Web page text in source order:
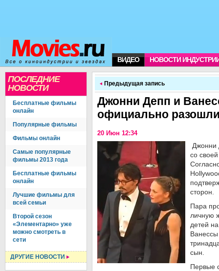
ВИДЕО НОВОСТИ
ПОСЛЕДНИЕ
НОВОСТИ
Бесплатные фильмы
онлайн
Популярные фильмы
Фильмы онлайн
Самые популярные
фильмы 2013 года
Бесплатные фильмы
онлайн
Лучшие фильмы для
всей семьи
Второй сезон
«Элементарно» уже
можно смотреть в
сети
ДРУГИЕ НОВОСТИ
Предыдущая запись
Джонни Депп и
официально
20 Июн 12:34
Джонни
со
сторон.
Пара
личную
детей
сын.
Первые